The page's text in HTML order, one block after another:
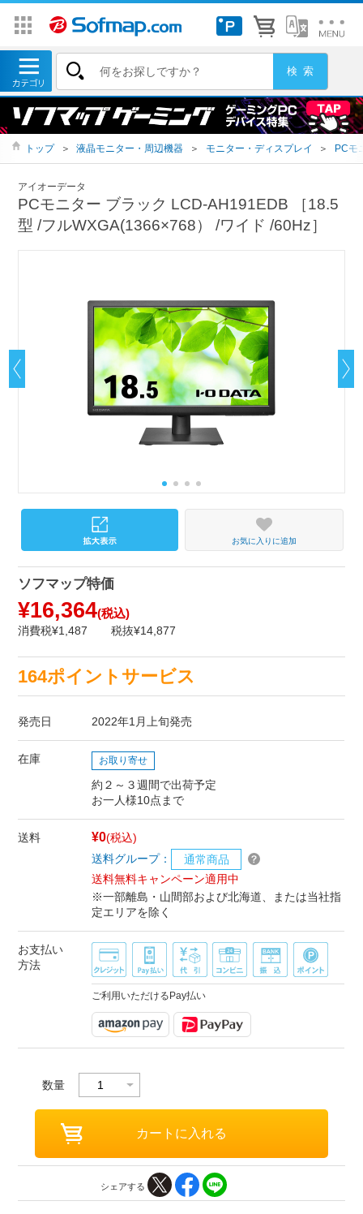
トップ ＞ 液晶モニター・周辺機器 ＞ モニター・ディスプレイ ＞ PCモ
アイオーデータ
PCモニター ブラック LCD-AH191EDB ［18.5
型 /フルWXGA(1366×768） /ワイド /60Hz］
お気に入りに追加
ソフマップ特価
¥16,364(税込)
消費税¥1,487 税抜¥14,877
164ポイントサービス
発売日 2022年1月上旬発売
在庫 お取り寄せ
約２～３週間で出荷予定
お一人様10点まで
送料 ¥0(税込)
送料グループ：
通常商品
送料無料キャンペーン適用中
※一部離島・山間部および北海道、または当社指
定エリアを除く
お支払い
方法
ご利用いただけるPay払い
数量
シェアする